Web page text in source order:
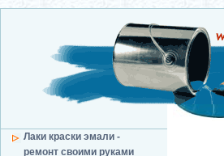
Лаки краски эмали -
ремонт своими руками